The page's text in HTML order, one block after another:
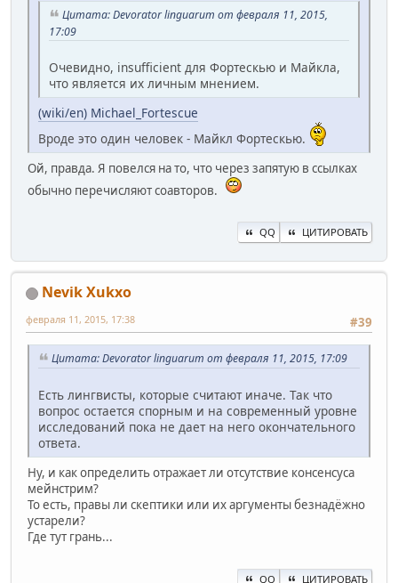
Цитата: Devorator linguarum от февраля 11, 2015,
17:09
Очевидно, insufficient для Фортескью и Майкла,
что является их личным мнением.
(wiki/en) Michael_Fortescue
Вроде это один человек - Майкл Фортескью.
Ой, правда. Я повелся на то, что через запятую в ссылках
обычно перечисляют соавторов.
QQ ЦИТИРОВАТЬ
Nevik Xukxo
#39
февраля 11, 2015, 17:38
Цитата: Devorator linguarum от февраля 11, 2015, 17:09
Есть лингвисты, которые считают иначе. Так что
вопрос остается спорным и на современный уровне
исследований пока не дает на него окончательного
ответа.
Ну, и как определить отражает ли отсутствие консенсуса
мейнстрим?
То есть, правы ли скептики или их аргументы безнадёжно
устарели?
Где тут грань...
QQ ЦИТИРОВАТЬ